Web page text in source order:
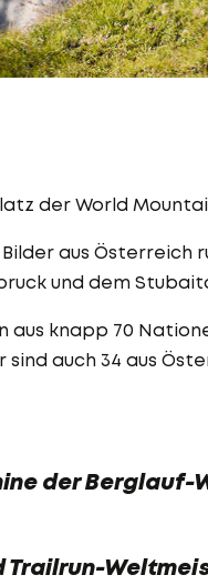
der World
aus Österreich
und dem
aus knapp 70
auch 34 aus
der Berglauf-
Trailrun-